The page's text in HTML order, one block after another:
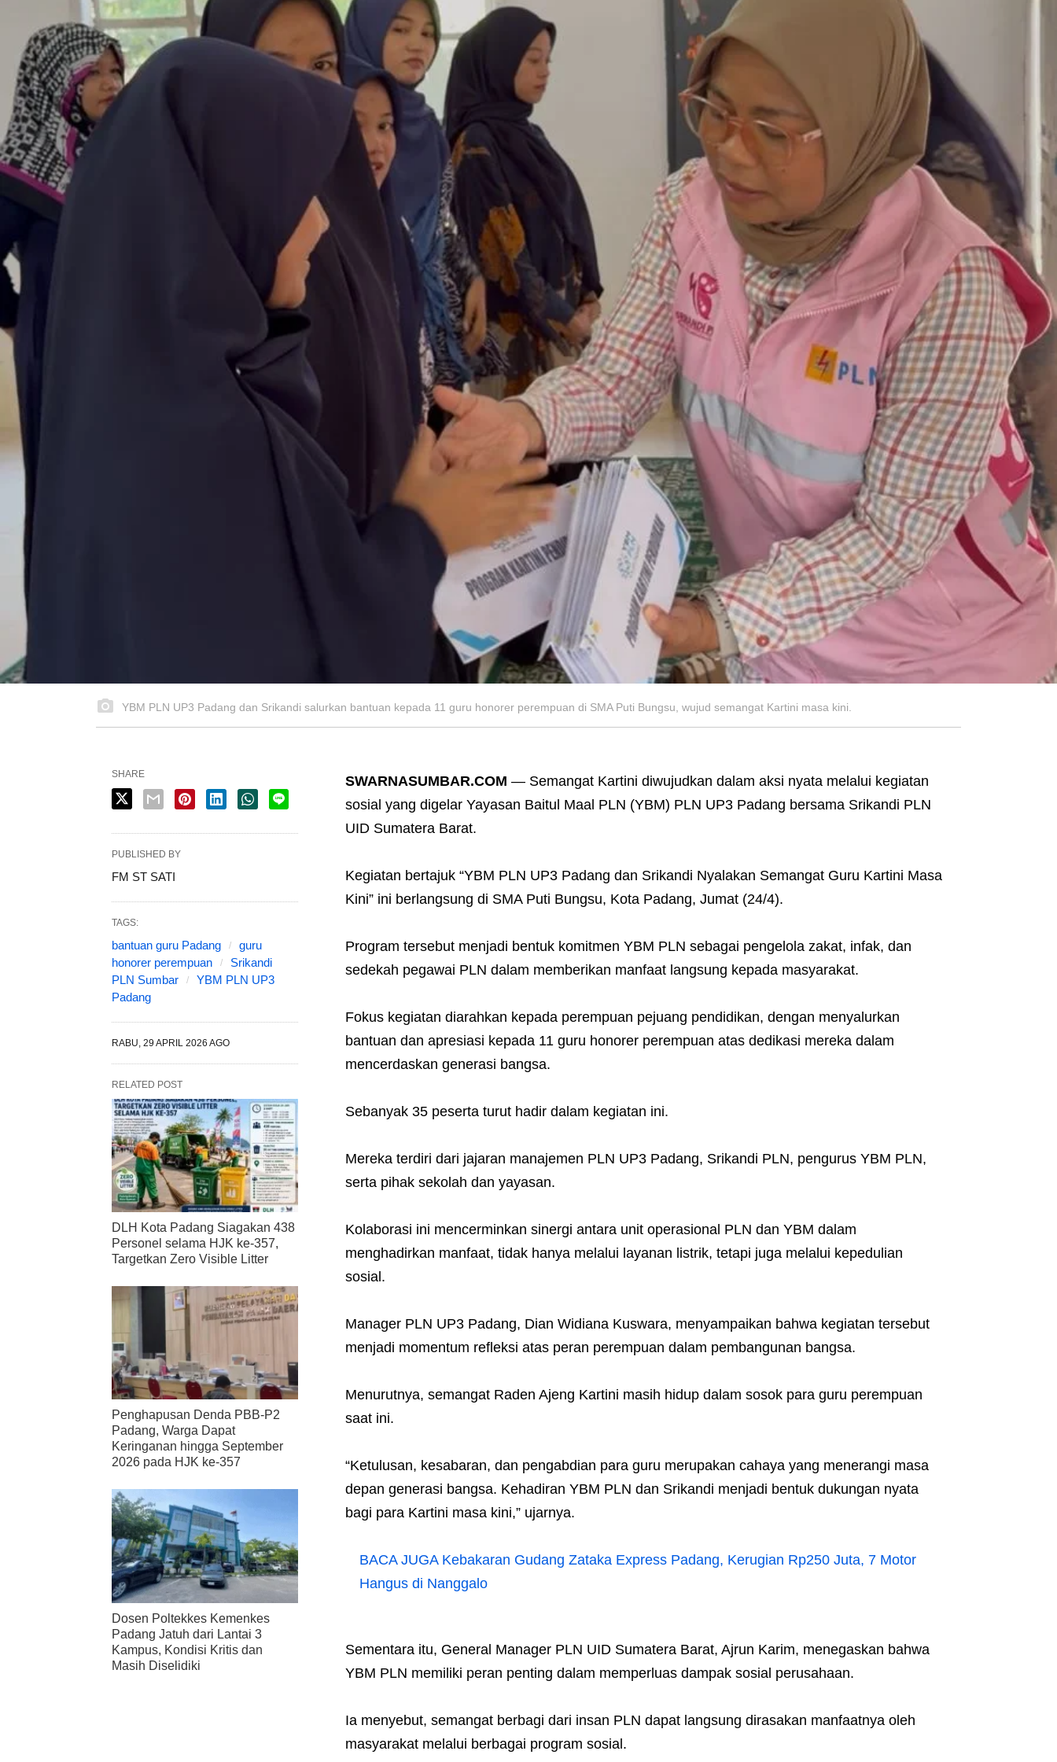
YBM PLN UP3 Padang dan Srikandi salurkan bantuan kepada 11 guru honorer perempuan di SMA Puti Bungsu, wujud semangat Kartini masa kini.
SWARNASUMBAR.COM — Semangat Kartini diwujudkan dalam aksi nyata melalui kegiatan
sosial yang digelar Yayasan Baitul Maal PLN (YBM) PLN UP3 Padang bersama Srikandi PLN
UID Sumatera Barat.
Kegiatan bertajuk “YBM PLN UP3 Padang dan Srikandi Nyalakan Semangat Guru Kartini Masa
Kini” ini berlangsung di SMA Puti Bungsu, Kota Padang, Jumat (24/4).
Program tersebut menjadi bentuk komitmen YBM PLN sebagai pengelola zakat, infak, dan
sedekah pegawai PLN dalam memberikan manfaat langsung kepada masyarakat.
Fokus kegiatan diarahkan kepada perempuan pejuang pendidikan, dengan menyalurkan
bantuan dan apresiasi kepada 11 guru honorer perempuan atas dedikasi mereka dalam
mencerdaskan generasi bangsa.
Sebanyak 35 peserta turut hadir dalam kegiatan ini.
Mereka terdiri dari jajaran manajemen PLN UP3 Padang, Srikandi PLN, pengurus YBM PLN,
serta pihak sekolah dan yayasan.
Kolaborasi ini mencerminkan sinergi antara unit operasional PLN dan YBM dalam
menghadirkan manfaat, tidak hanya melalui layanan listrik, tetapi juga melalui kepedulian
sosial.
Manager PLN UP3 Padang, Dian Widiana Kuswara, menyampaikan bahwa kegiatan tersebut
menjadi momentum refleksi atas peran perempuan dalam pembangunan bangsa.
Menurutnya, semangat Raden Ajeng Kartini masih hidup dalam sosok para guru perempuan
saat ini.
“Ketulusan, kesabaran, dan pengabdian para guru merupakan cahaya yang menerangi masa
depan generasi bangsa. Kehadiran YBM PLN dan Srikandi menjadi bentuk dukungan nyata
bagi para Kartini masa kini,” ujarnya.
BACA JUGA Kebakaran Gudang Zataka Express Padang, Kerugian Rp250 Juta, 7 Motor
Hangus di Nanggalo
Sementara itu, General Manager PLN UID Sumatera Barat, Ajrun Karim, menegaskan bahwa
YBM PLN memiliki peran penting dalam memperluas dampak sosial perusahaan.
Ia menyebut, semangat berbagi dari insan PLN dapat langsung dirasakan manfaatnya oleh
masyarakat melalui berbagai program sosial.
SHARE
PUBLISHED BY
FM ST SATI
TAGS:
bantuan guru Padang
guru
honorer perempuan
Srikandi
PLN Sumbar
YBM PLN UP3
Padang
RABU, 29 APRIL 2026 AGO
RELATED POST
DLH Kota Padang Siagakan 438
Personel selama HJK ke-357,
Targetkan Zero Visible Litter
Penghapusan Denda PBB-P2
Padang, Warga Dapat
Keringanan hingga September
2026 pada HJK ke-357
Dosen Poltekkes Kemenkes
Padang Jatuh dari Lantai 3
Kampus, Kondisi Kritis dan
Masih Diselidiki